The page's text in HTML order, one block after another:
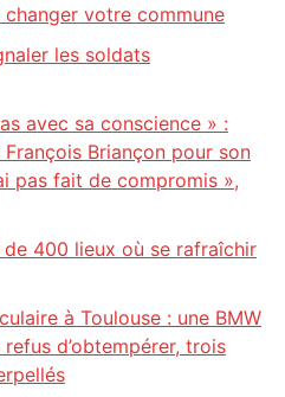
votre commune
les soldats
avec sa conscience » :
Briançon pour son
pas fait de compromis »,
400 lieux où se rafraîchir
à Toulouse : une BMW
d’obtempérer, trois